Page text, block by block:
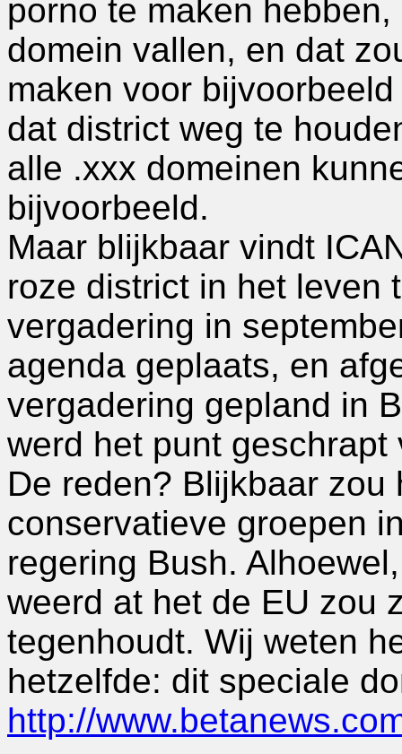
porno te maken
domein vallen, en dat
maken voor
dat district weg te
alle .xxx domeinen
bijvoorbeeld.
Maar blijkbaar vindt
roze district in het leven
vergadering in
agenda geplaats, en
vergadering gepland in
werd het punt geschrapt
De reden? Blijkbaar
conservatieve groepen
regering Bush.
weerd at het de EU zou
tegenhoudt. Wij weten
hetzelfde: dit speciale
http://